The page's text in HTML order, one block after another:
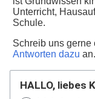
Unterricht,
Schule.
Schreib uns
Antworten dazu an.
HALLO, liebes